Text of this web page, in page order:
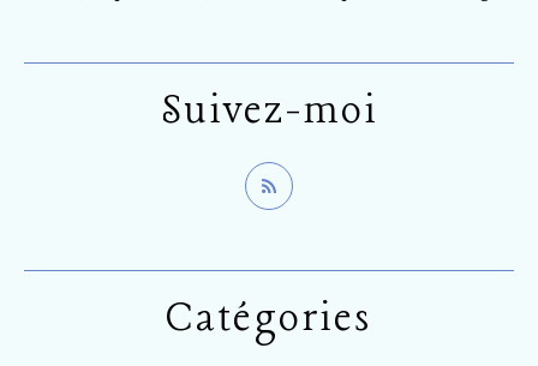
Catégories
Suivez-moi